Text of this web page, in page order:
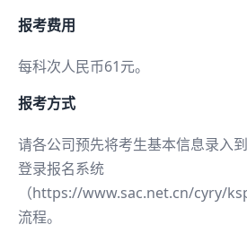
报考费用
每科次人民币61元。
报考方式
请各公司预先将考生基本信息录入
登录报名系统
（https://www.sac.net.cn/cyry/
流程。